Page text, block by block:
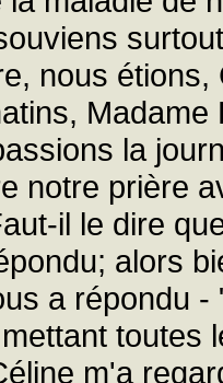
nous
la
notre prière
il le dire
alors
a répondu
toutes
m'a